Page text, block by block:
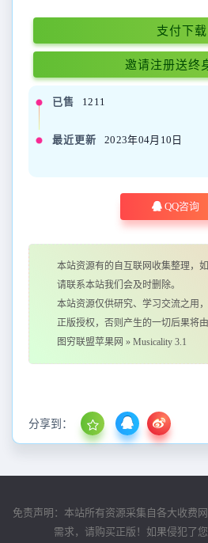
支付下载
邀请注册送终
已售 1211
最近更新 2023年04月10日
QQ咨询
本站资源有的自互联网收集整理，
请联系本站我们会及时删除。
本站资源仅供研究、学习交流之用
正版授权，否则产生的一切后果将
图穷联盟苹果网 » Musicality 3.1
分享到：
免责声明：本站所有资源采集自各大收费
需求，请购买正版！如果侵犯了